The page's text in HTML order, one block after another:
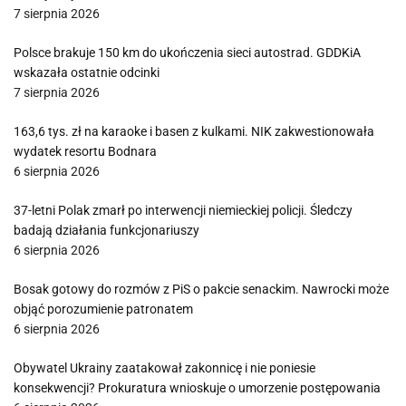
7 sierpnia 2026
Polsce brakuje 150 km do ukończenia sieci autostrad. GDDKiA
wskazała ostatnie odcinki
7 sierpnia 2026
163,6 tys. zł na karaoke i basen z kulkami. NIK zakwestionowała
wydatek resortu Bodnara
6 sierpnia 2026
37-letni Polak zmarł po interwencji niemieckiej policji. Śledczy
badają działania funkcjonariuszy
6 sierpnia 2026
Bosak gotowy do rozmów z PiS o pakcie senackim. Nawrocki może
objąć porozumienie patronatem
6 sierpnia 2026
Obywatel Ukrainy zaatakował zakonnicę i nie poniesie
konsekwencji? Prokuratura wnioskuje o umorzenie postępowania